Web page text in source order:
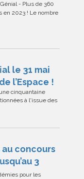
- Plus de 360
en 2023 ! Le nombre
le 31 mai
l’Espace !
cinquantaine
à l'issue des
au concours
3
pour les